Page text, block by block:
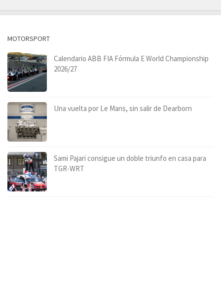
MOTORSPORT
Calendario ABB FIA Fórmula E World Championship
2026/27
Una vuelta por Le Mans, sin salir de Dearborn
Sami Pajari consigue un doble triunfo en casa para
TGR-WRT